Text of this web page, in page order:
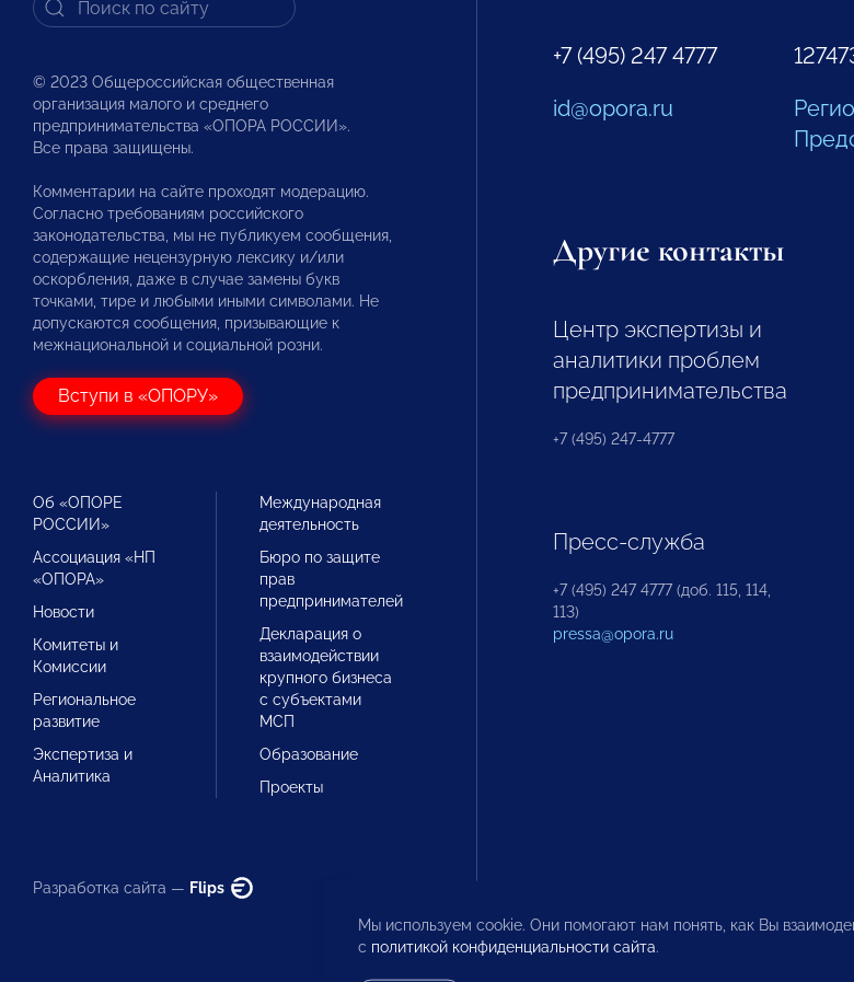
© 2023 Общероссийская общественная
организация малого и среднего
предпринимательства «ОПОРА РОССИИ».
Все права защищены.
Комментарии на сайте проходят модерацию.
Согласно требованиям российского
законодательства, мы не публикуем сообщения,
содержащие нецензурную лексику и/или
оскорбления, даже в случае замены букв
точками, тире и любыми иными символами. Не
допускаются сообщения, призывающие к
межнациональной и социальной розни.
Вступи в «ОПОРУ»
Об «ОПОРЕ
РОССИИ»
Ассоциация «НП
«ОПОРА»
Новости
Комитеты и
Комиссии
Региональное
развитие
Экспертиза и
Аналитика
Международная
деятельность
Бюро по защите
прав
предпринимателей
Декларация о
взаимодействии
крупного бизнеса
с субъектами
МСП
Образование
Проекты
Разработка сайта — Flips
+7 (495) 247 4777
id@opora.ru
Другие контакты
Центр экспертизы и
аналитики проблем
предпринимательства
+7 (495) 247-4777
Пресс-служба
+7 (495) 247 4777 (доб. 115, 114,
113)
pressa@opora.ru
Мы используем cookie. Они помогают нам понять, как Вы
с политикой конфиденциальности сайта.